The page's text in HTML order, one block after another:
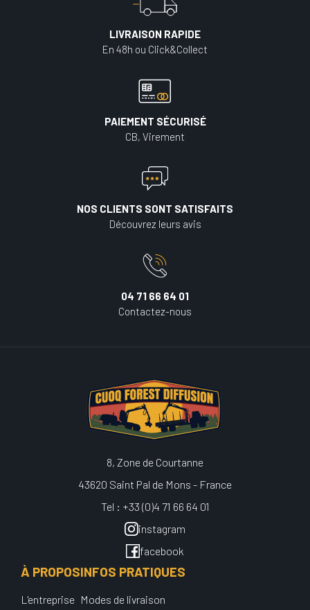
LIVRAISON RAPIDE
En 48h ou Click&Collect
PAIEMENT SÉCURISÉ
CB, Virement
NOS CLIENTS SONT SATISFAITS
Découvrez leurs avis
04 71 66 64 01
Contactez-nous
8, Zone de Courtanne
43620 Saint Pal de Mons - France
Tel : +33 (0)4 71 66 64 01
instagram
facebook
À PROPOS
L'entreprise
INFOS PRATIQUES
Modes de livraison